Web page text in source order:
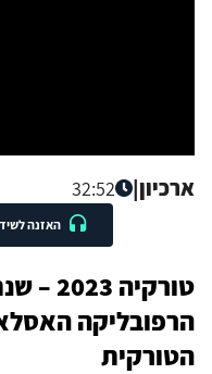
ארכיון|
32:52
האזנה
הרפובליקה
הטורקית